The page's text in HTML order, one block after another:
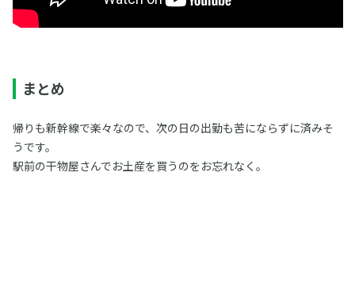
まとめ
帰りも新幹線で楽々なので、次の日の出勤も苦にならずに済みそ
うです。
駅前の干物屋さんでお土産を買うのをお忘れなく。